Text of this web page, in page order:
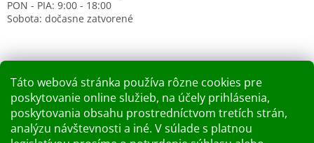
Táto webová stránka používa rôzne cookies pre
poskytovanie online služieb, na účely prihlásenia,
poskytovania obsahu prostredníctvom tretích strán,
analýzu návštevnosti a iné. V súlade s platnou
PON - PIA: 9:00 - 18:00
Sobota: dočasne zatvorené
Nákupný košík
0KS / 0 €